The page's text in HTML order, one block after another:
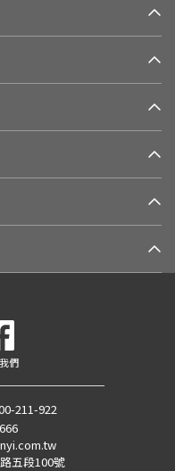
們
211-922
五段100號